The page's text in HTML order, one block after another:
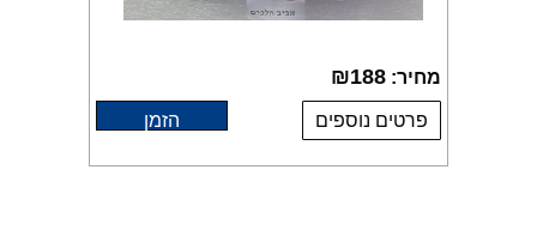
מחיר: ₪188
פרטים נוספים הזמן